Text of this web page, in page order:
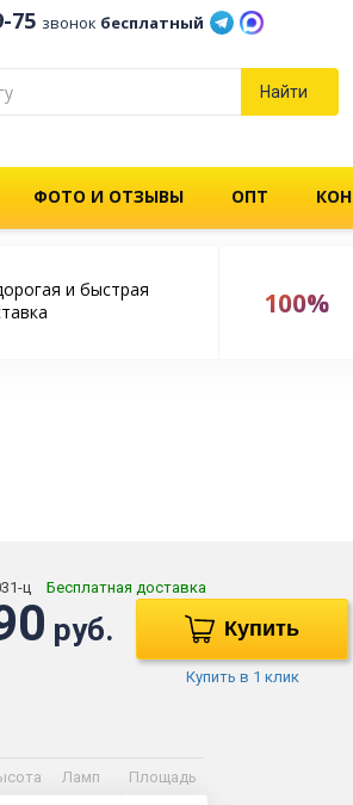
75 звонок бесплатный
Найти
ФОТО И ОТЗЫВЫ ОПТ
и быстрая
100%
ц Бесплатная доставка
руб. Купить
Купить в 1 клик
Ламп Площадь